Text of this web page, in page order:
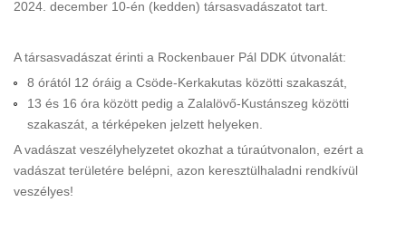
2024. december 10-én (kedden) társasvadászatot tart.
A társasvadászat érinti a Rockenbauer Pál DDK útvonalát:
8 órától 12 óráig a Csöde-Kerkakutas közötti szakaszát,
13 és 16 óra között pedig a Zalalövő-Kustánszeg közötti
szakaszát, a térképeken jelzett helyeken.
A vadászat veszélyhelyzetet okozhat a túraútvonalon, ezért a
vadászat területére belépni, azon keresztülhaladni rendkívül
veszélyes!